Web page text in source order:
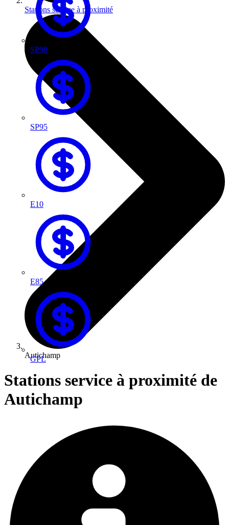
SP98
SP95
E10
E85
GPL
Stations service à proximité
Autichamp
Stations service à proximité de
Autichamp